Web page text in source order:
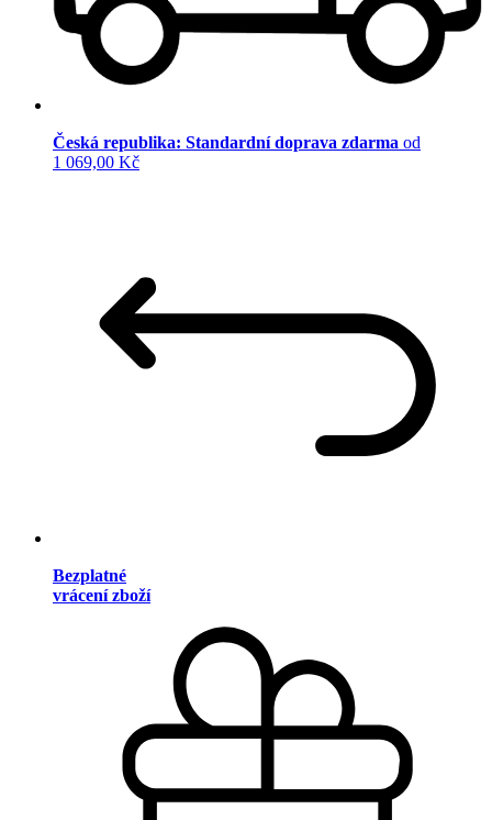
Česká republika: Standardní doprava zdarma od
1 069,00 Kč
Bezplatné
vrácení zboží